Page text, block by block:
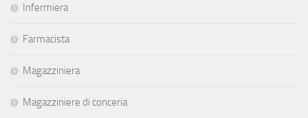
Infermiera
Farmacista
Magazziniera
Magazziniere di conceria